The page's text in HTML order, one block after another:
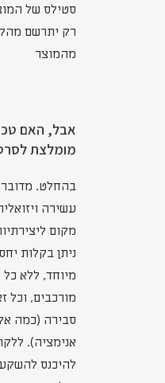
סטילס של
רק יתרשם
מהמוצר
אבל, האם
מומלצת
בהחלט.
עשירה
מקום
ניתן בקלות
מיוחד, ללא כל
מורכבים, וכל
סבירה (כמה
אנימציה).
להיכנס